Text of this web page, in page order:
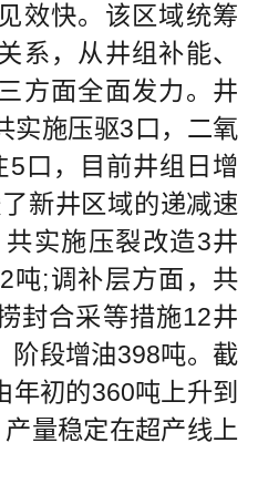
效快。该区域统筹
系，从井组补能、
方面全面发力。井
实施压驱3口，二氧
口，目前井组日增
新井区域的递减速
实施压裂改造3井
吨;调补层方面，共
封合采等措施12井
阶段增油398吨。截
年初的360吨上升到
量稳定在超产线上